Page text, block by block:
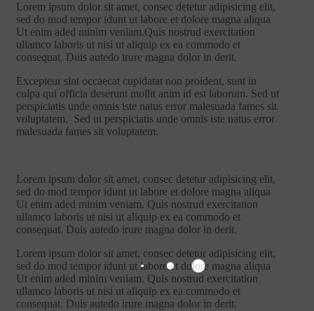
Lorem ipsum dolor sit amet, consec detetur adipisicing elit,
sed do mod tempor idunt ut labore et dolore magna aliqua
Ut enim aded minim veniam.Quis nostrud exercitation
ullamco laboris ut nisi ut aliquip ex ea commodo et
consequat. Duis autedo irure magna dolor in derit.
Excepteur sint occaecat cupidatat non proident, sunt in
culpa qui officia deserunt mollit anim id est laborum. Sed ut
perspiciatis unde omnis iste natus error malesuada fames sit
voluptatem. Sed ut perspiciatis unde omnis iste natus error
malesuada fames sit voluptatem.
Lorem ipsum dolor sit amet, consec detetur adipisicing elit,
sed do mod tempor idunt ut labore et dolore magna aliqua
Ut enim aded minim veniam. Quis nostrud exercitation
ullamco laboris ut nisi ut aliquip ex ea commodo et
consequat. Duis autedo irure magna dolor in derit.
Lorem ipsum dolor sit amet, consec detetur adipisicing elit,
sed do mod tempor idunt ut labore et dolore magna aliqua
Ut enim aded minim veniam. Quis nostrud exercitation
ullamco laboris ut nisi ut aliquip ex ea commodo et
consequat. Duis autedo irure magna dolor in derit.